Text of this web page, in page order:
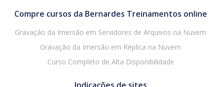
Compre cursos da Bernardes Treinamentos online
Gravação da Imersão em Servidores de Arquivos na Nuvem
Gravação da Imersão em Réplica na Nuvem
Curso Completo de Alta Disponibilidade